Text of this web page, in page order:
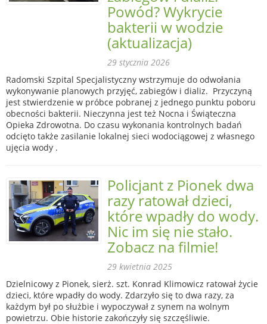
Powód? Wykrycie
bakterii w wodzie
(aktualizacja)
29 stycznia 2026
Radomski Szpital Specjalistyczny wstrzymuje do odwołania
wykonywanie planowych przyjęć, zabiegów i dializ. Przyczyną
jest stwierdzenie w próbce pobranej z jednego punktu poboru
obecności bakterii. Nieczynna jest też Nocna i Świąteczna
Opieka Zdrowotna. Do czasu wykonania kontrolnych badań
odcięto także zasilanie lokalnej sieci wodociągowej z własnego
ujęcia wody .
Policjant z Pionek dwa
razy ratował dzieci,
które wpadły do wody.
Nic im się nie stało.
Zobacz na filmie!
29 kwietnia 2025
Dzielnicowy z Pionek, sierż. szt. Konrad Klimowicz ratował życie
dzieci, które wpadły do wody. Zdarzyło się to dwa razy, za
każdym był po służbie i wypoczywał z synem na wolnym
powietrzu. Obie historie zakończyły się szczęśliwie.